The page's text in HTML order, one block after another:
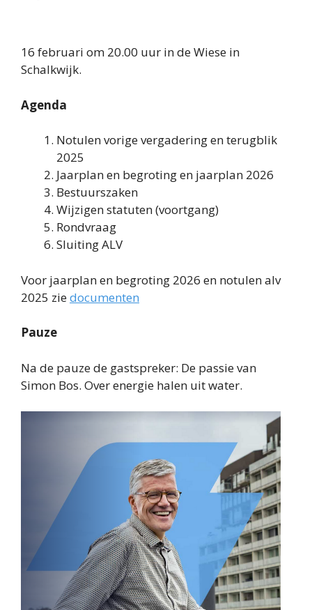
16 februari om 20.00 uur in de Wiese in
Schalkwijk.
Agenda
Notulen vorige vergadering en terugblik
2025
Jaarplan en begroting en jaarplan 2026
Bestuurszaken
Wijzigen statuten (voortgang)
Rondvraag
Sluiting ALV
Voor jaarplan en begroting 2026 en notulen alv
2025 ziedocumenten
Pauze
Na de pauze de gastspreker: De passie van
Simon Bos. Over energie halen uit water.